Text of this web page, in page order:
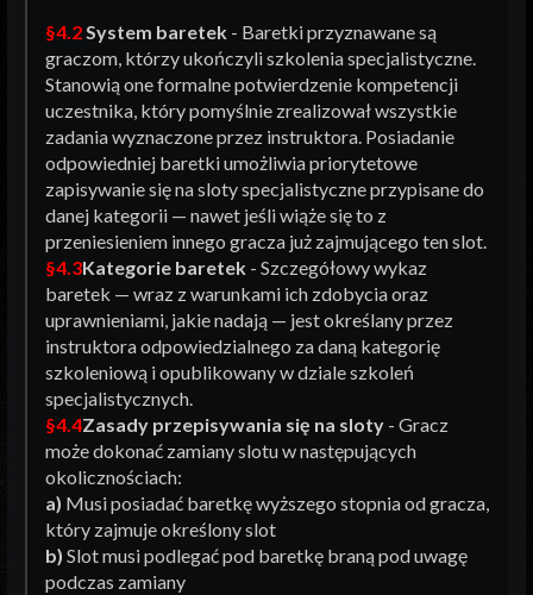
§4.2System baretek - Baretki przyznawane są
graczom, którzy ukończyli szkolenia specjalistyczne.
Stanowią one formalne potwierdzenie kompetencji
uczestnika, który pomyślnie zrealizował wszystkie
zadania wyznaczone przez instruktora. Posiadanie
odpowiedniej baretki umożliwia priorytetowe
zapisywanie się na sloty specjalistyczne przypisane do
danej kategorii — nawet jeśli wiąże się to z
przeniesieniem innego gracza już zajmującego ten slot.
§4.3Kategorie baretek - Szczegółowy wykaz
baretek — wraz z warunkami ich zdobycia oraz
uprawnieniami, jakie nadają — jest określany przez
instruktora odpowiedzialnego za daną kategorię
szkoleniową i opublikowany w dziale szkoleń
specjalistycznych.
§4.4Zasady przepisywania się na sloty - Gracz
może dokonać zamiany slotu w następujących
okolicznościach:
a) Musi posiadać baretkę wyższego stopnia od gracza,
który zajmuje określony slot
b) Slot musi podlegać pod baretkę braną pod uwagę
podczas zamiany